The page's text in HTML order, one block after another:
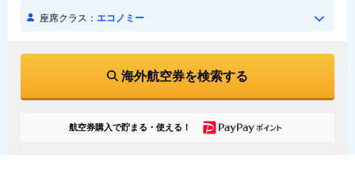
座席クラス： エコノミー
海外航空券を検索する
航空券購入で貯まる・使える！